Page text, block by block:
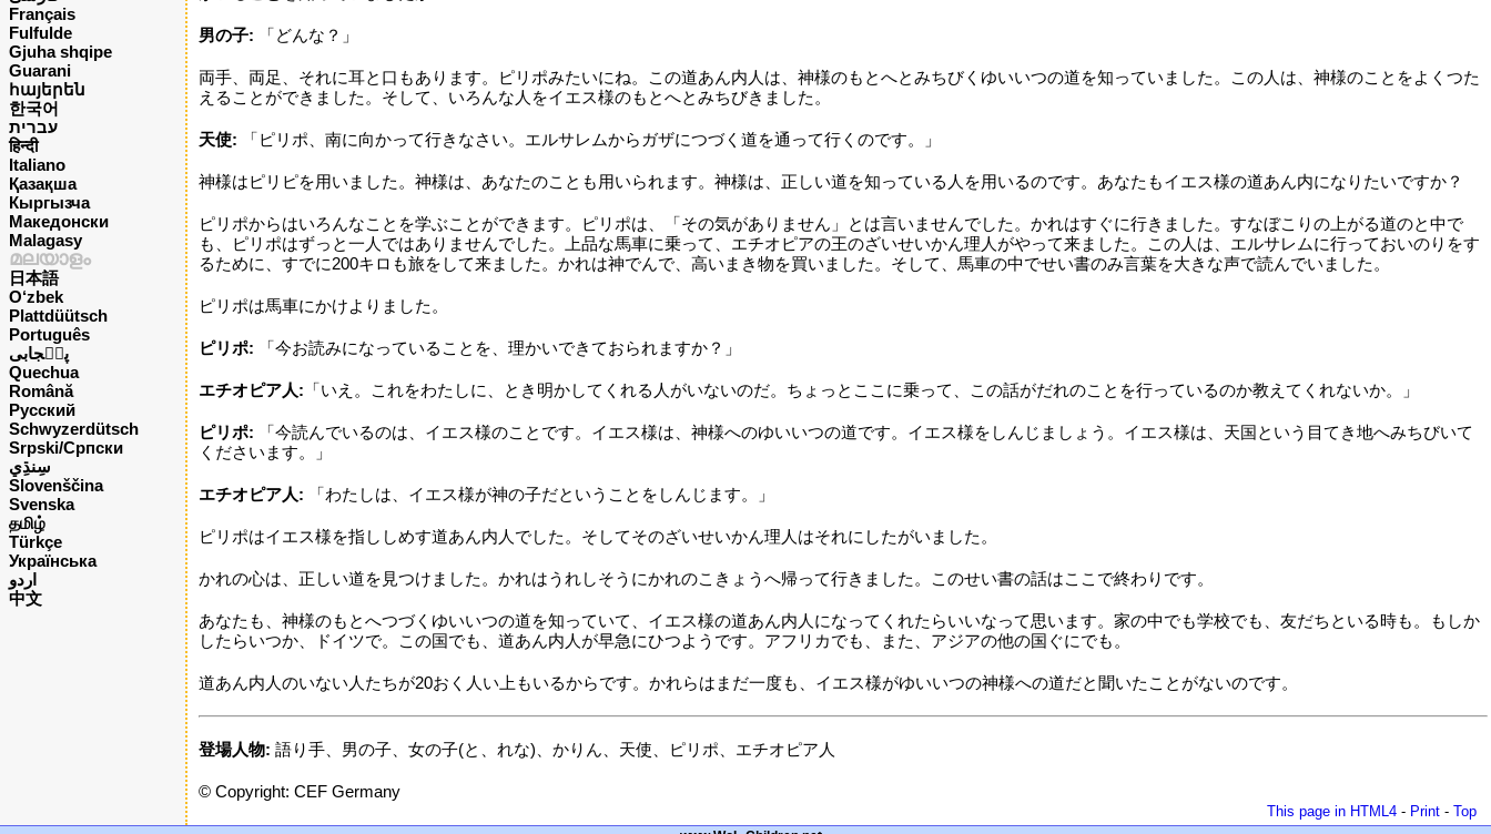
Français
Fulfulde
Gjuha shqipe
Guarani
հայերեն
한국어
עברית
हिन्दी
Italiano
Қазақша
Кыргызча
Македонски
Malagasy
മലയാളം
日本語
O‘zbek
Plattdüütsch
Português
پن٘جابی
Quechua
Română
Русский
Schwyzerdütsch
Srpski/Српски
Slovenščina
Svenska
தமிழ்
Türkçe
Українська
اردو
中文
男の子: 「どんな？」
両手、両足、それに耳と口もあります。ピリポみたいにね。この道あん内人は、神様のもとへとみちびくゆいいつの道を知っていました。この人は、神様のことをよくつた
えることができました。そして、いろんな人をイエス様のもとへとみちびきました。
天使: 「ピリポ、南に向かって行きなさい。エルサレムからガザにつづく道を通って行くのです。」
神様はピリピを用いました。神様は、あなたのことも用いられます。神様は、正しい道を知っている人を用いるのです。あなたもイエス様の道あん内になりたいですか？
ピリポからはいろんなことを学ぶことができます。ピリポは、「その気がありません」とは言いませんでした。かれはすぐに行きました。すなぼこりの上がる道のと中で
も、ピリポはずっと一人ではありませんでした。上品な馬車に乗って、エチオピアの王のざいせいかん理人がやって来ました。この人は、エルサレムに行っておいのりをす
るために、すでに200キロも旅をして来ました。かれは神でんで、高いまき物を買いました。そして、馬車の中でせい書のみ言葉を大きな声で読んでいました。
ピリポは馬車にかけよりました。
ピリポ: 「今お読みになっていることを、理かいできておられますか？」
エチオピア人: 「いえ。これをわたしに、とき明かしてくれる人がいないのだ。ちょっとここに乗って、この話がだれのことを行っているのか教えてくれないか。」
ピリポ: 「今読んでいるのは、イエス様のことです。イエス様は、神様へのゆいいつの道です。イエス様をしんじましょう。イエス様は、天国という目てき地へみちびいて
くださいます。」
エチオピア人: 「わたしは、イエス様が神の子だということをしんじます。」
ピリポはイエス様を指ししめす道あん内人でした。そしてそのざいせいかん理人はそれにしたがいました。
かれの心は、正しい道を見つけました。かれはうれしそうにかれのこきょうへ帰って行きました。このせい書の話はここで終わりです。
あなたも、神様のもとへつづくゆいいつの道を知っていて、イエス様の道あん内人になってくれたらいいなって思います。家の中でも学校でも、友だちといる時も。もしか
したらいつか、ドイツで。この国でも、道あん内人が早急にひつようです。アフリカでも、また、アジアの他の国ぐにでも。
道あん内人のいない人たちが20おく人い上もいるからです。かれらはまだ一度も、イエス様がゆいいつの神様への道だと聞いたことがないのです。
登場人物: 語り手、男の子、女の子(と、れな)、かりん、天使、ピリポ、エチオピア人
© Copyright: CEF Germany
This page in HTML4 - Print - Top